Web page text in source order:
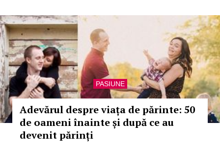
PASIUNE
Adevărul despre viața de părinte: 50
de oameni înainte și după ce au
devenit părinți